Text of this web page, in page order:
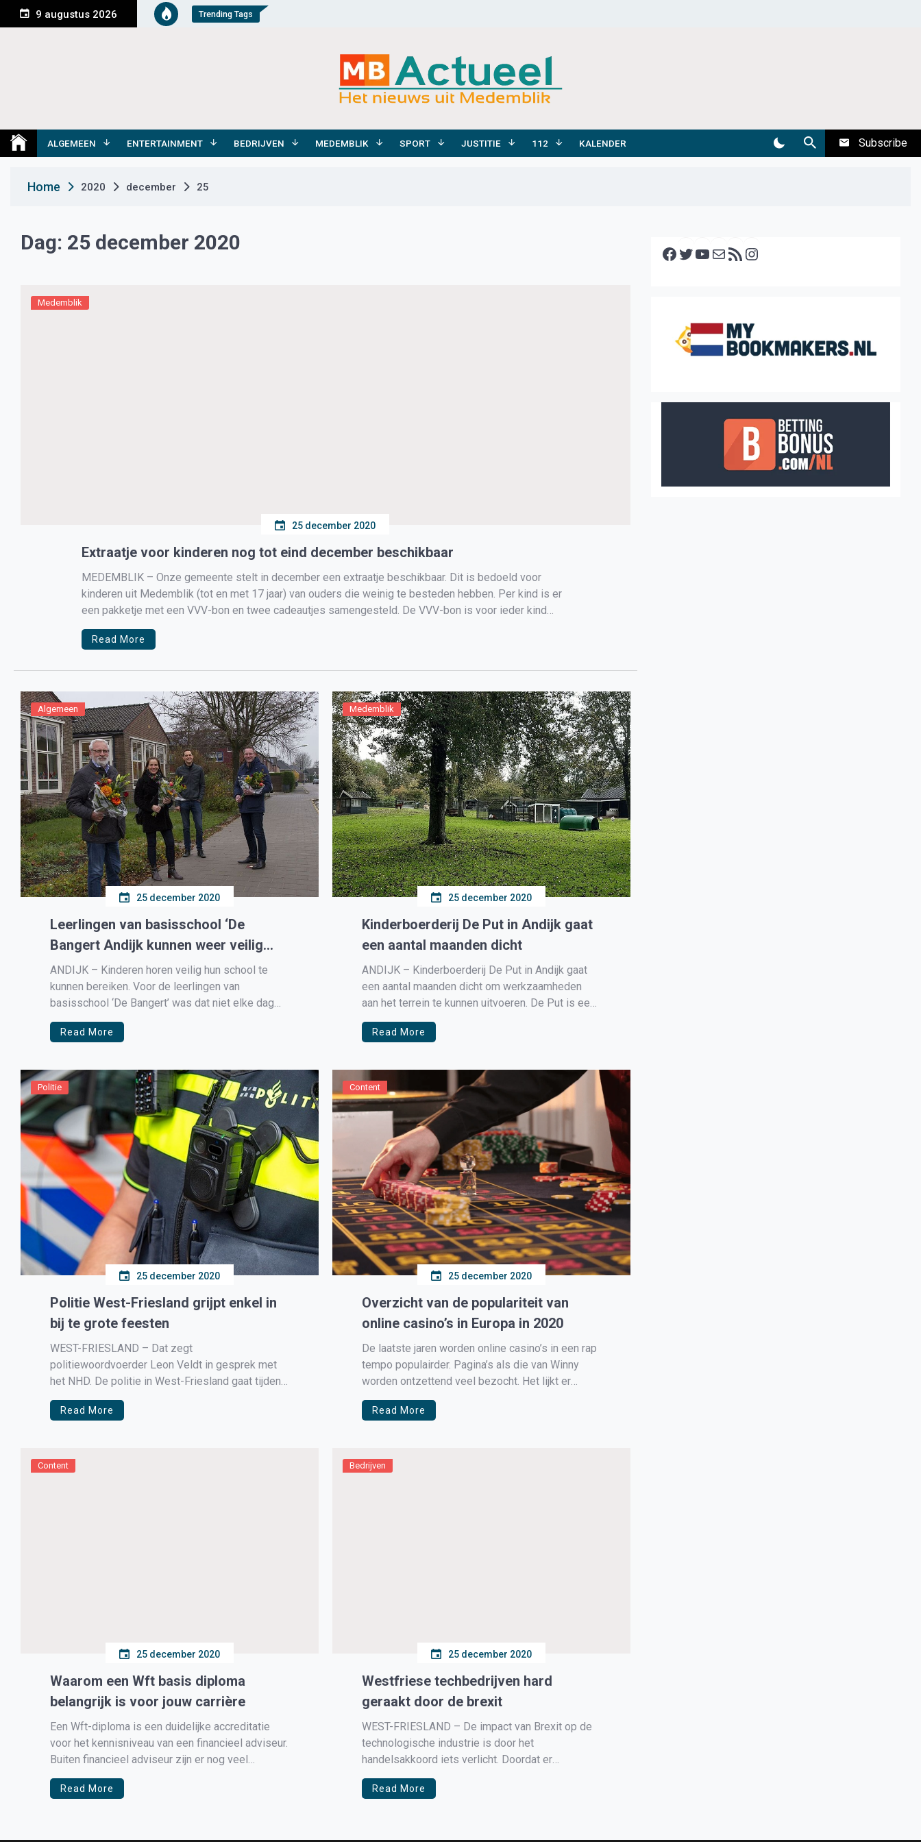
n
e
9 augustus 2026 Trending Tags
Medemblik Actueel
ALGEMEEN ENTERTAINMENT BEDRIJVEN MEDEMBLIK SPORT JUSTITIE 112 KALENDER Subscribe
Home 2020 december 25
Dag: 25 december 2020
Medemblik
25 december 2020
Extraatje voor kinderen nog tot eind december beschikbaar
MEDEMBLIK – Onze gemeente stelt in december een extraatje beschikbaar. Dit is bedoeld voor
kinderen uit Medemblik (tot en met 17 jaar) van ouders die weinig te besteden hebben. Per kind is er
een pakketje met een VVV-bon en twee cadeautjes samengesteld. De VVV-bon is voor ieder kind
gelijk en kan […]
Read More
Algemeen
25 december 2020
Leerlingen van basisschool ‘De
Bangert Andijk kunnen weer veilig
naar school
ANDIJK – Kinderen horen veilig hun school te
kunnen bereiken. Voor de leerlingen van
basisschool ‘De Bangert’ was dat niet elke dag
vanzelfsprekend. Daarom is er naar een
oplossing gezocht en die is gevonden! De route
Burgemeester Doumastraat en de
Hooijschuurstraat. Op […]
Read More
Medemblik
25 december 2020
Kinderboerderij De Put in Andijk gaat
een aantal maanden dicht
ANDIJK – Kinderboerderij De Put in Andijk gaat
een aantal maanden dicht om werkzaamheden
aan het terrein te kunnen uitvoeren. De Put is een
geliefde plek om even te wandelen, te sporten, te
spelen of te bezoeken. Het terrein bevindt zich
[…]
Read More
Politie
25 december 2020
Politie West-Friesland grijpt enkel in
bij te grote feesten
WEST-FRIESLAND – Dat zegt
politiewoordvoerder Leon Veldt in gesprek met
het NHD. De politie in West-Friesland gaat tijdens
de kerstdagen niet actief zoeken naar huizen
waar meer dan drie gasten tegelijk aanwezig zijn.
de kerstdagen is […]
Read More
Content
25 december 2020
Overzicht van de populariteit van
online casino’s in Europa in 2020
De laatste jaren worden online casino’s in een rap
tempo populairder. Pagina’s als die van Winny
worden ontzettend veel bezocht. Het lijkt er
overigens niet op dat deze trend snel zal
veranderen. Wie kijkt naar hoeveel meer mensen
Read More
Content
25 december 2020
Waarom een Wft basis diploma
belangrijk is voor jouw carrière
Een Wft-diploma is een duidelijke accreditatie
voor het kennisniveau van een financieel adviseur.
Buiten financieel adviseur zijn er nog veel
vacatures die de eis van een Wft-diploma stellen.
Het behalen van je Wft basis is daarom erg
Read More
Bedrijven
25 december 2020
Westfriese techbedrijven hard
geraakt door de brexit
WEST-FRIESLAND – De impact van Brexit op de
technologische industrie is door het
handelsakkoord iets verlicht. Doordat er
afspraken zijn gemaakt over het vrije verkeer van
goederen, zijn importtarieven en quota op
Read More
Facebook Twitter YouTube E-mail RSS feed